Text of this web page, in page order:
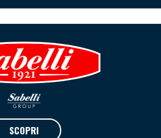
SCOPRI